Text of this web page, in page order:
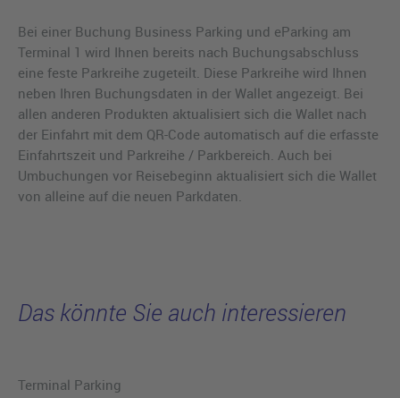
Bei einer Buchung Business Parking und eParking am
Terminal 1 wird Ihnen bereits nach Buchungsabschluss
eine feste Parkreihe zugeteilt. Diese Parkreihe wird Ihnen
neben Ihren Buchungsdaten in der Wallet angezeigt. Bei
allen anderen Produkten aktualisiert sich die Wallet nach
der Einfahrt mit dem QR-Code automatisch auf die erfasste
Einfahrtszeit und Parkreihe / Parkbereich. Auch bei
Umbuchungen vor Reisebeginn aktualisiert sich die Wallet
von alleine auf die neuen Parkdaten.
Das könnte Sie auch interessieren
Terminal Parking